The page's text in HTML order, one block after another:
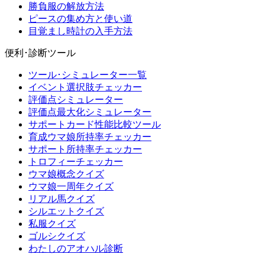
勝負服の解放方法
ピースの集め方と使い道
目覚まし時計の入手方法
便利･診断ツール
ツール･シミュレーター一覧
イベント選択肢チェッカー
評価点シミュレーター
評価点最大化シミュレーター
サポートカード性能比較ツール
育成ウマ娘所持率チェッカー
サポート所持率チェッカー
トロフィーチェッカー
ウマ娘概念クイズ
ウマ娘一周年クイズ
リアル馬クイズ
シルエットクイズ
私服クイズ
ゴルシクイズ
わたしのアオハル診断